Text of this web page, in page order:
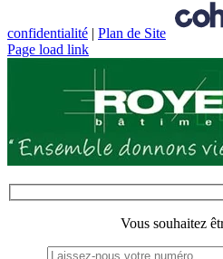
confidentialité | Plan de Site
Page load link
Vous souhaitez